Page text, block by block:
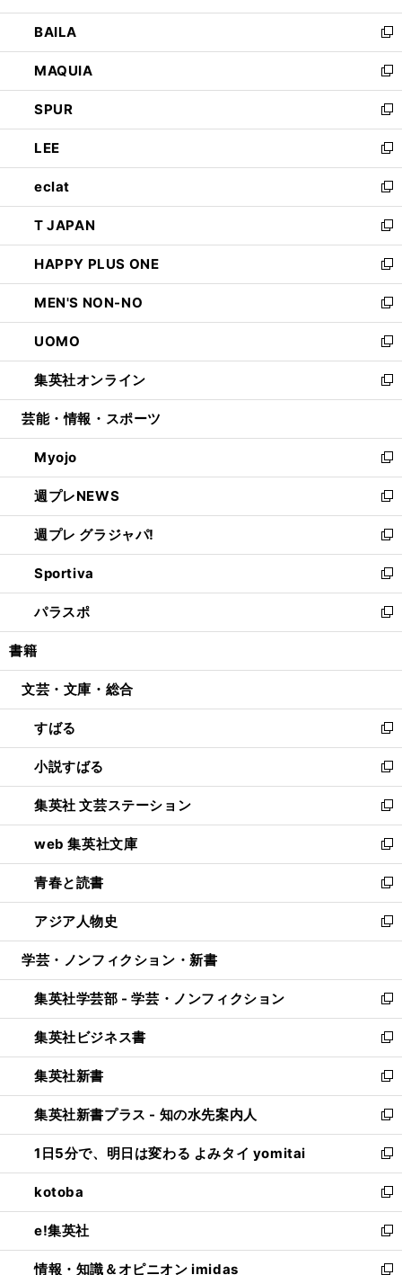
開
く
ウ
ィ
ン
ド
ウ
で
開
く
し
い
ウ
ィ
ン
ド
ウ
で
開
く
BAILA
新
し
い
ウ
ィ
ン
ド
ウ
で
開
く
MAQUIA
新
し
い
ウ
ィ
ン
ド
ウ
で
開
く
SPUR
新
し
い
ウ
ィ
ン
ド
ウ
で
開
く
LEE
新
し
い
ウ
ィ
ン
ド
ウ
で
開
く
eclat
新
し
い
ウ
ィ
ン
ド
ウ
で
開
く
T JAPAN
新
し
い
ウ
ィ
ン
ド
ウ
で
開
HAPPY PLUS ONE
新
し
い
ウ
ィ
ン
ド
ウ
開
く
MEN'S NON-NO
新
し
い
ウ
ィ
ン
ウ
で
開
く
UOMO
新
し
い
ウ
ン
ド
ウ
で
開
く
集英社オンライン
新
し
ウ
ィ
ン
ド
ウ
で
開
く
芸能・情報・スポーツ
Myojo
新
し
い
ウ
ィ
ン
ド
ウ
で
開
週プレNEWS
新
し
い
ウ
ィ
ン
ド
ウ
開
週プレ グラジャパ!
新
し
い
ウ
ィ
ン
ウ
開
く
Sportiva
新
し
い
ウ
ン
ウ
で
開
く
パラスポ
新
し
ウ
ン
ド
ウ
で
開
く
書籍
文芸・文庫・総合
すばる
新
し
い
ウ
ィ
ン
ド
ウ
で
開
く
小説すばる
新
し
い
ウ
ィ
ン
ド
ウ
で
開
集英社 文芸ステーション
新
し
い
ウ
ィ
ン
ド
ウ
開
く
web 集英社文庫
新
し
い
ウ
ィ
ン
ウ
で
開
く
青春と読書
新
し
い
ウ
ン
ド
ウ
で
開
く
アジア人物史
新
し
ウ
ィ
ン
ド
ウ
で
開
く
学芸・ノンフィクション・新書
集英社学芸部 - 学芸・ノンフィクション
新
し
い
ウ
ィ
ン
ド
ウ
で
開
く
集英社ビジネス書
新
し
い
ウ
ィ
ン
ド
ウ
で
開
く
集英社新書
新
し
い
ウ
ィ
ン
ド
ウ
で
開
く
集英社新書プラス - 知の水先案内人
新
し
い
ウ
ィ
ン
ド
ウ
で
1日5分で、明日は変わる よみタイ yomitai
新
し
い
ウ
ィ
ン
ド
kotoba
新
し
い
ウ
ィ
e!集英社
新
し
情報・知識＆オピニオン imidas